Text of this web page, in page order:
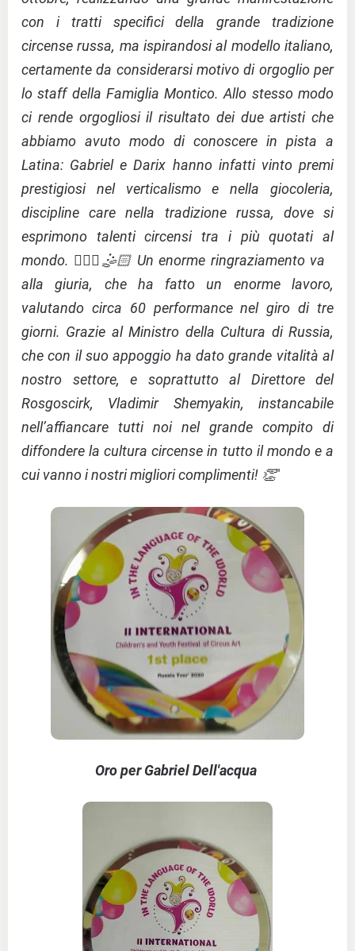
con i tratti specifici della grande tradizione
circense russa, ma ispirandosi al modello italiano,
certamente da considerarsi motivo di orgoglio per
lo staff della Famiglia Montico. Allo stesso modo
ci rende orgogliosi il risultato dei due artisti che
abbiamo avuto modo di conoscere in pista a
Latina: Gabriel e Darix hanno infatti vinto premi
prestigiosi nel verticalismo e nella giocoleria,
discipline care nella tradizione russa, dove si
esprimono talenti circensi tra i più quotati al
mondo. 🤸🏻‍♀️🤹🏻 Un enorme ringraziamento va
alla giuria, che ha fatto un enorme lavoro,
valutando circa 60 performance nel giro di tre
giorni. Grazie al Ministro della Cultura di Russia,
che con il suo appoggio ha dato grande vitalità al
nostro settore, e soprattutto al Direttore del
Rosgoscirk, Vladimir Shemyakin, instancabile
nell’affiancare tutti noi nel grande compito di
diffondere la cultura circense in tutto il mondo e a
cui vanno i nostri migliori complimenti! 👏"
Oro per Gabriel Dell'acqua